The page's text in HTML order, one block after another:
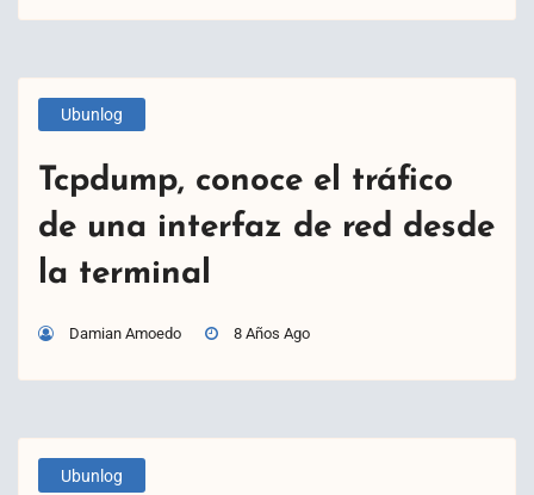
Ubunlog
Tcpdump, conoce el tráfico
de una interfaz de red desde
la terminal
Damian Amoedo 8 Años Ago
Ubunlog